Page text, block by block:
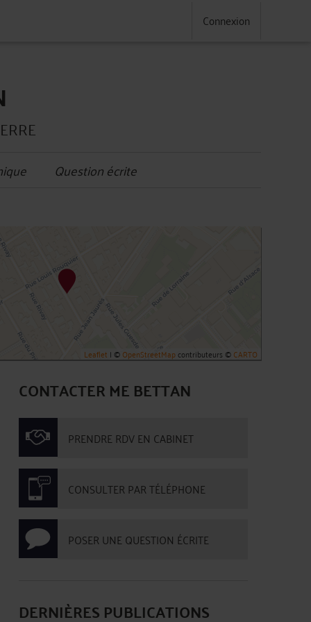
Connexion
Question écrite
Leaflet | ©OpenStreetMapcontributeurs ©CARTO
CONTACTER ME BETTAN
PRENDRE RDV EN CABINET
CONSULTER PAR TÉLÉPHONE
POSER UNE QUESTION ÉCRITE
DERNIÈRES PUBLICATIONS